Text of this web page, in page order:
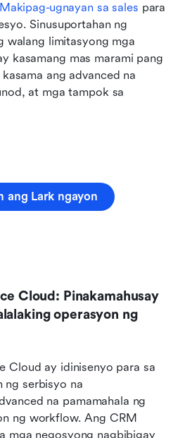
Makipag-ugnayan sa sales para
Sinusuportahan ng
walang limitasyong mga
kasamang mas marami pang
ang advanced na
at mga tampok sa
ang Lark ngayon
Cloud: Pinakamahusay
operasyon ng
Cloud ay idinisenyo para sa
ng serbisyo na
na pamamahala ng
ng workflow. Ang CRM
mga negosyong nagbibigay